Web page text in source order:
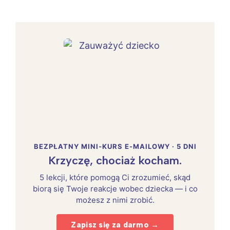
BEZPŁATNY MINI-KURS E-MAILOWY · 5 DNI
Krzyczę, chociaż kocham.
5 lekcji, które pomogą Ci zrozumieć, skąd
biorą się Twoje reakcje wobec dziecka — i co
możesz z nimi zrobić.
Zapisz się za darmo →